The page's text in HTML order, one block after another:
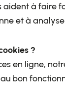
aident à faire
et à
?
en ligne,
bon